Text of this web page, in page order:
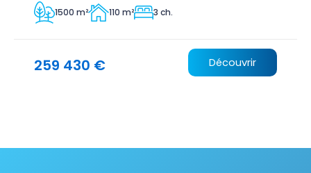
1500 m² 110 m² 3 ch.
259 430 € Découvrir